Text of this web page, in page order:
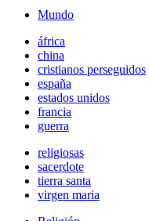
Mundo
áfrica
china
cristianos perseguidos
españa
estados unidos
francia
guerra
religiosas
sacerdote
tierra santa
virgen maria